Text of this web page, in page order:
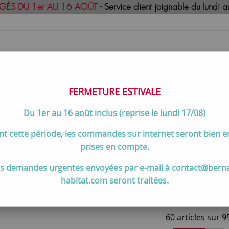
DU 1er AU 16 AOÛT- Service client joignable du lundi
Cuisson Meilleures ventes Contactez-
cuisson par marques et gammes > Pianos de cuisson et
pour pianos de cuisson
60 articles sur
FERMETURE ESTIVALE
Du 1er au 16 août inclus (reprise le lundi 17/08)
cette période, les commandes sur internet seront bien
prises en compte.
demandes urgentes envoyées par e-mail à
habitat.com seront traitées.